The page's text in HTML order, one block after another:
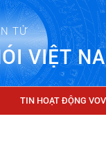
TỬ
VIỆT
TIN HOẠT ĐỘNG VOV